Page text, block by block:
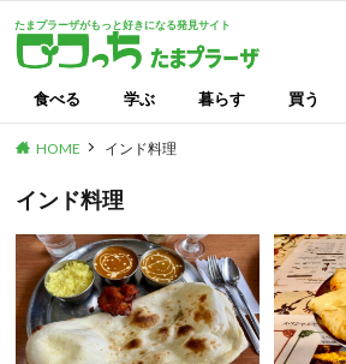
たまプラーザがもっと好きになる発見サイト
食べる 学ぶ 暮らす 買う
HOME インド料理
インド料理